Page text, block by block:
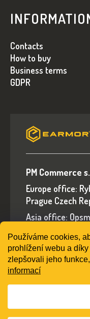
Používáme cookies,
prohlížení webu a
zlepšovali jeho
informací
Contacts
How to buy
Business terms
GDPR
PM Commerce
Europe office:
Prague Czech
Asia office:
Guangzhou,
E-mail: